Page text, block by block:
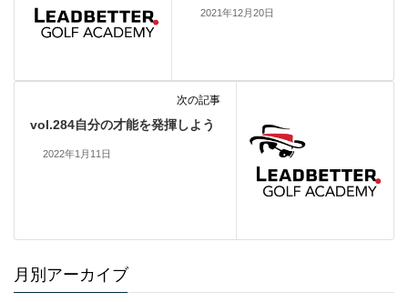
2021年12月20日
次の記事
vol.284自分の才能を発揮しよう
2022年1月11日
月別アーカイブ